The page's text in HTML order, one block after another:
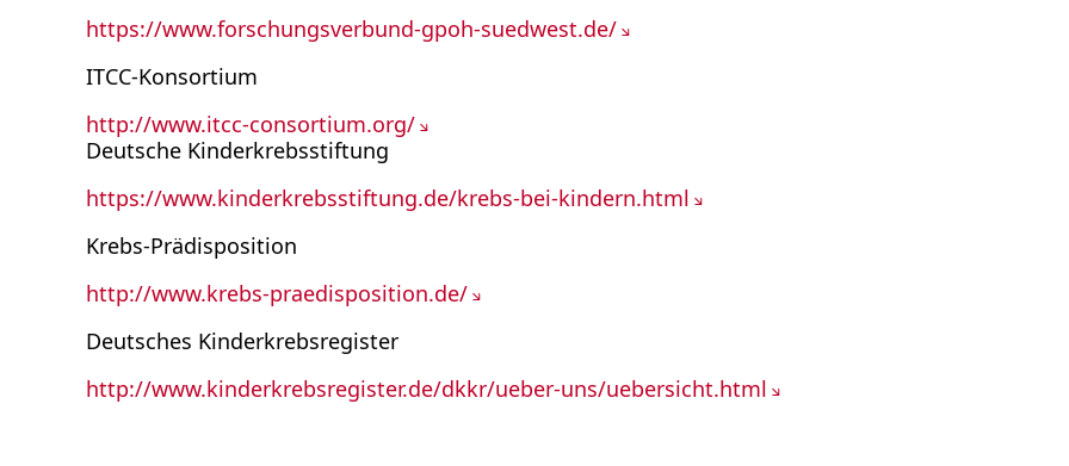
https://www.forschungsverbund-gpoh-suedwest.de/
ITCC-Konsortium
http://www.itcc-consortium.org/
Deutsche Kinderkrebsstiftung
https://www.kinderkrebsstiftung.de/krebs-bei-kindern.html
Krebs-Prädisposition
http://www.krebs-praedisposition.de/
Deutsches Kinderkrebsregister
http://www.kinderkrebsregister.de/dkkr/ueber-uns/uebersicht.html